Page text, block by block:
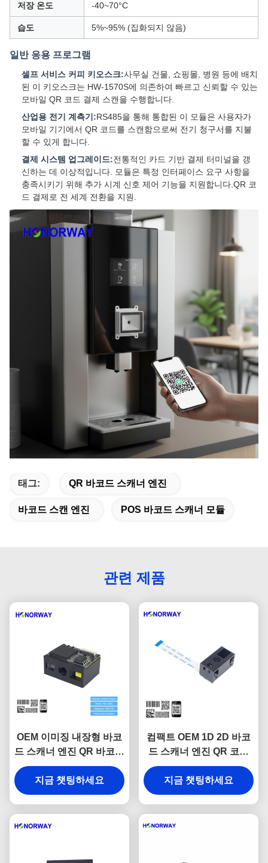
저장 온도 -40~70°C
습도 5%~95% (집화되지 않음)
일반 응용 프로그램
셀프 서비스 커피 키오스크:사무실 건물, 쇼핑몰, 병원 등에 배치
된 이 키오스크는 HW-1570S에 의존하여 빠르고 신뢰할 수 있는
모바일 QR 코드 결제 스캔을 수행합니다.
산업용 전기 계측기:RS485을 통해 통합된 이 모듈은 사용자가
모바일 기기에서 QR 코드를 스캔함으로써 전기 청구서를 지불
할 수 있게 합니다.
결제 시스템 업그레이드:전통적인 카드 기반 결제 터미널을 갱
신하는 데 이상적입니다. 모듈은 특정 인터페이스 요구 사항을
충족시키기 위해 추가 시계 신호 제어 기능을 지원합니다.QR 코
드 결제로 전 세계 전환을 지원.
태그: QR 바코드 스캐너 엔진
바코드 스캔 엔진 POS 바코드 스캐너 모듈
관련 제품
OEM 이미징 내장형 바코
드 스캐너 엔진 QR 바코드
스캔 엔진 눈부심 방지
지금 챗팅하세요
컴팩트 OEM 1D 2D 바코
드 스캐너 엔진 QR 코드
리더 모듈 0.3MP 픽셀
지금 챗팅하세요